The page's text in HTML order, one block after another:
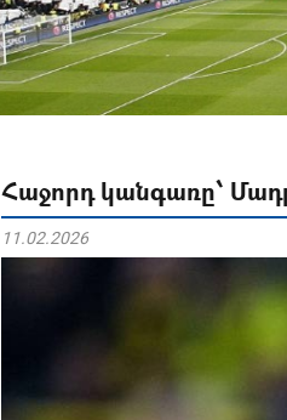
Հաջորդ կանգառը՝
11.02.2026